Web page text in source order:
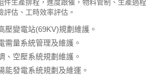
件生產排程，進度跟催，物料管制、生產過程
評估、工時效率評估。
壓變電站(69KV)規劃維護。
需量系統管理及維護。
、空壓系統規劃維護。
能發電系統規劃及維運。